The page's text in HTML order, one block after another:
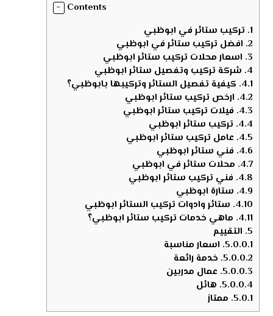
Contents
1. تركيب ستائر في ابوظبي
2. افضل تركيب ستائر في ابوظبي
3. اسعار محلات تركيب ستائر ابوظبي
4. شركة تركيب وتفصيل ستائر ابوظبي
4.1. كيفية تفصيل الستائر وتركيبها بابوظبي؟
4.2. ارخص تركيب ستائر ابوظبي
4.3. ‏فيلات تركيب ستائر ابوظبي
4.4. تركيب ستائر ابوظبي
4.5. عامل تركيب ستائر ابوظبي
4.6. فني ستائر ابوظبي
4.7. محلات ستائر في ابوظبي
4.8. فني تركيب ستائر ابوظبي
4.9. ستارة ابوظبي
4.10. ستائر وادوات تركيب الستائر ابوظبي
4.11. ماهي خدمات تركيب ستائر ابوظبي؟
5. التقييم
5.0.0.1. اسعار مناسبة
5.0.0.2. خدمة رائعة
5.0.0.3. عمال مدربين
5.0.0.4. هائل
5.0.1. ممتاز